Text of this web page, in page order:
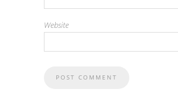
Website